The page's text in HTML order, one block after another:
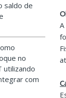
saldo de
no
utilizando
com